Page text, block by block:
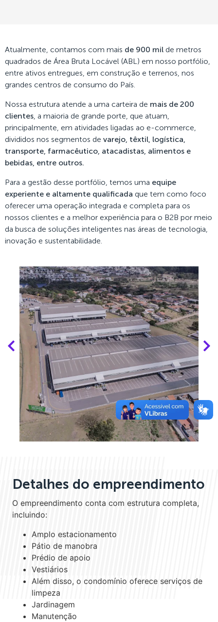
Atualmente, contamos com mais de 900 mil de metros
quadrados de Área Bruta Locável (ABL) em nosso portfólio,
entre ativos entregues, em construção e terrenos, nos
grandes centros de consumo do País.
Nossa estrutura atende a uma carteira de mais de 200
clientes, a maioria de grande porte, que atuam,
principalmente, em atividades ligadas ao e-commerce,
divididos nos segmentos de varejo, têxtil, logística,
transporte, farmacêutico, atacadistas, alimentos e
bebidas, entre outros.
Para a gestão desse portfólio, temos uma equipe
experiente e altamente qualificada que tem como foco
oferecer uma operação integrada e completa para os
nossos clientes e a melhor experiência para o B2B por meio
da busca de soluções inteligentes nas áreas de tecnologia,
inovação e sustentabilidade.
Detalhes do empreendimento
O empreendimento conta com estrutura completa,
incluindo:
Amplo estacionamento
Pátio de manobra
Prédio de apoio
Vestiários
Além disso, o condomínio oferece serviços de
limpeza
Jardinagem
Manutenção